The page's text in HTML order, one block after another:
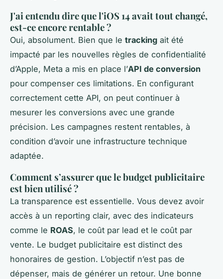
J'ai entendu dire que l'iOS 14 avait tout changé,
est-ce encore rentable ?
Oui, absolument. Bien que le tracking ait été
impacté par les nouvelles règles de confidentialité
d’Apple, Meta a mis en place l’API de conversion
pour compenser ces limitations. En configurant
correctement cette API, on peut continuer à
mesurer les conversions avec une grande
précision. Les campagnes restent rentables, à
condition d’avoir une infrastructure technique
adaptée.
Comment s’assurer que le budget publicitaire
est bien utilisé ?
La transparence est essentielle. Vous devez avoir
accès à un reporting clair, avec des indicateurs
comme le ROAS, le coût par lead et le coût par
vente. Le budget publicitaire est distinct des
honoraires de gestion. L’objectif n’est pas de
dépenser, mais de générer un retour. Une bonne